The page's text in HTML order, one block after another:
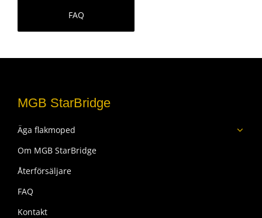
FAQ
MGB StarBridge
Äga flakmoped
Om MGB StarBridge
Återförsäljare
FAQ
Kontakt